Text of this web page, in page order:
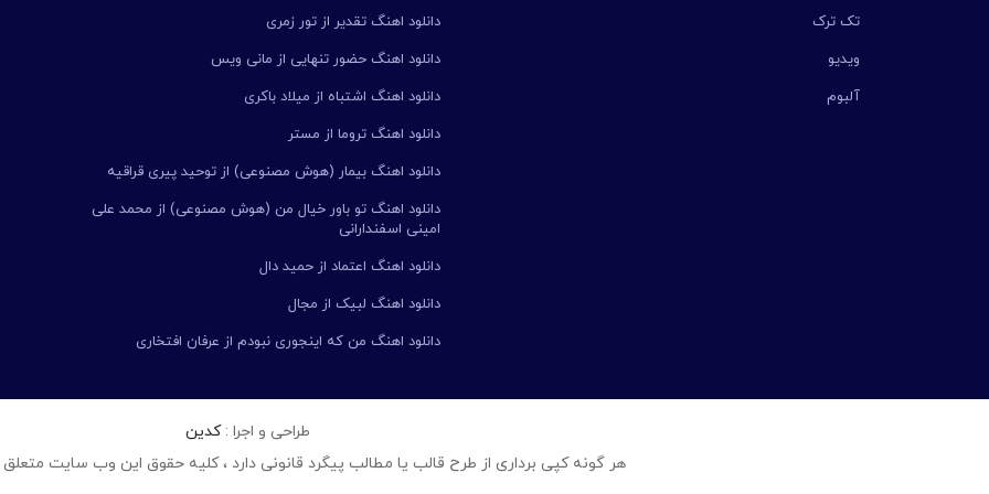
تک ترک
ویدیو
آلبوم
دانلود اهنگ تقدیر از تور زمری
دانلود اهنگ حضور تنهایی از مانی ویس
دانلود اهنگ اشتباه از میلاد باکری
دانلود اهنگ تروما از مستر
دانلود اهنگ بیمار (هوش مصنوعی) از توحید پیری قراقیه
دانلود اهنگ تو باور خیال من (هوش مصنوعی) از محمد علی
امینی اسفندارانی
دانلود اهنگ اعتماد از حمید دال
دانلود اهنگ لبیک از مجال
دانلود اهنگ من که اینجوری نبودم از عرفان افتخاری
طراحی و اجرا :کدین
هر گونه کپی برداری از طرح قالب یا مطالب پیگرد قانونی دارد ، کلیه حقوق این وب سایت